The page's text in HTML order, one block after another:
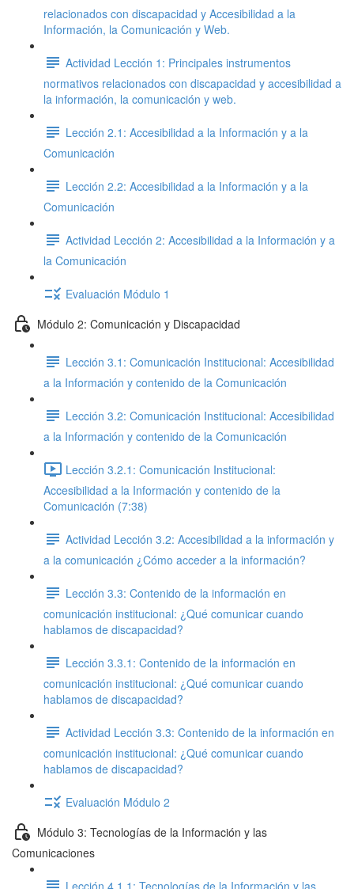
relacionados con discapacidad y Accesibilidad a la
Información, la Comunicación y Web.
Actividad Lección 1: Principales instrumentos
normativos relacionados con discapacidad y accesibilidad a
la información, la comunicación y web.
Lección 2.1: Accesibilidad a la Información y a la
Comunicación
Lección 2.2: Accesibilidad a la Información y a la
Comunicación
Actividad Lección 2: Accesibilidad a la Información y a
la Comunicación
Evaluación Módulo 1
Módulo 2: Comunicación y Discapacidad
Lección 3.1: Comunicación Institucional: Accesibilidad
a la Información y contenido de la Comunicación
Lección 3.2: Comunicación Institucional: Accesibilidad
a la Información y contenido de la Comunicación
Lección 3.2.1: Comunicación Institucional:
Accesibilidad a la Información y contenido de la
Comunicación (7:38)
Actividad Lección 3.2: Accesibilidad a la información y
a la comunicación ¿Cómo acceder a la información?
Lección 3.3: Contenido de la información en
comunicación institucional: ¿Qué comunicar cuando
hablamos de discapacidad?
Lección 3.3.1: Contenido de la información en
comunicación institucional: ¿Qué comunicar cuando
hablamos de discapacidad?
Actividad Lección 3.3: Contenido de la información en
comunicación institucional: ¿Qué comunicar cuando
hablamos de discapacidad?
Evaluación Módulo 2
Módulo 3: Tecnologías de la Información y las
Comunicaciones
Lección 4.1.1: Tecnologías de la Información y las